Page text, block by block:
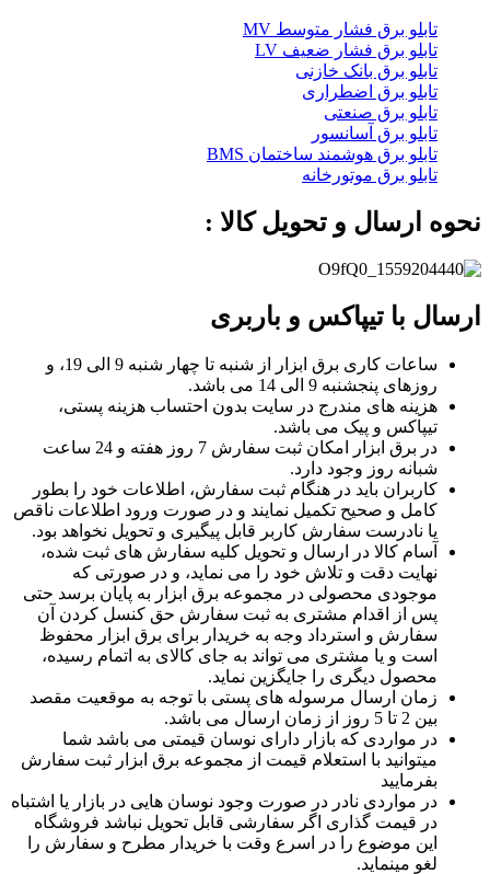
تابلو برق فشار متوسط MV
تابلو برق فشار ضعیف LV
تابلو برق بانک خازنی
تابلو برق اضطراری
تابلو برق صنعتی
تابلو برق آسانسور
تابلو برق هوشمند ساختمان BMS
تابلو برق موتورخانه
نحوه ارسال و تحویل کالا :
ارسال با تیپاکس و باربری
ساعات کاری برق ابزار از شنبه تا چهار شنبه 9 الی 19، و
روزهای پنجشنبه 9 الی 14 می باشد.
هزینه های مندرج در سایت بدون احتساب هزینه پستی،
تیپاکس و پیک می باشد.
در برق ابزار امکان ثبت سفارش 7 روز هفته و 24 ساعت
شبانه روز وجود دارد.
کاربران باید در هنگام ثبت سفارش، اطلاعات خود را بطور
کامل و صحیح تکمیل نمایند و در صورت ورود اطلاعات ناقص
یا نادرست سفارش کاربر قابل پیگیری و تحویل نخواهد بود.
آسام کالا در ارسال و تحویل کلیه سفارش های ثبت شده،
نهایت دقت و تلاش خود را می نماید، و در صورتی که
موجودی محصولی در مجموعه برق ابزار به پایان برسد حتی
پس از اقدام مشتری به ثبت سفارش حق کنسل کردن آن
سفارش و استرداد وجه به خریدار برای برق ابزار محفوظ
است و یا مشتری می تواند به جای کالای به اتمام رسیده،
محصول دیگری را جایگزین نماید.
زمان ارسال مرسوله های پستی با توجه به موقعیت مقصد
بین 2 تا 5 روز از زمان ارسال می باشد.
در مواردی که بازار دارای نوسان قیمتی می باشد شما
میتوانید با استعلام قیمت از مجموعه برق ابزار ثبت سفارش
بفرمایید
در مواردی نادر در صورت وجود نوسان هایی در بازار یا اشتباه
در قیمت گذاری اگر سفارشی قابل تحویل نباشد فروشگاه
این موضوع را در اسرع وقت با خریدار مطرح و سفارش را
لغو مینماید.